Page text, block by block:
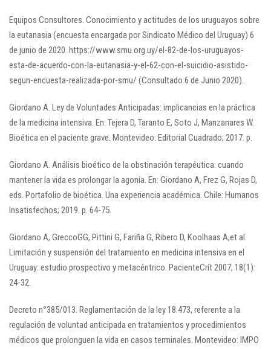
Equipos Consultores. Conocimiento y actitudes de los uruguayos sobre
la eutanasia (encuesta encargada por Sindicato Médico del Uruguay) 6
de junio de 2020. https://www.smu.org.uy/el-82-de-los-uruguayos-
esta-de-acuerdo-con-la-eutanasia-y-el-62-con-el-suicidio-asistido-
segun-encuesta-realizada-por-smu/ (Consultado 6 de Junio 2020).
Giordano A. Ley de Voluntades Anticipadas: implicancias en la práctica
de la medicina intensiva. En: Tejera D, Taranto E, Soto J, Manzanares W.
Bioética en el paciente grave. Montevideo: Editorial Cuadrado; 2017. p.
Giordano A. Análisis bioético de la obstinación terapéutica: cuando
mantener la vida es prolongar la agonía. En: Giordano A, Frez G, Rojas D,
eds. Portafolio de bioética. Una experiencia académica. Chile: Humanos
Insatisfechos; 2019. p. 64-75.
Giordano A, GreccoGG, Pittini G, Fariña G, Ribero D, Koolhaas A,et al.
Limitación y suspensión del tratamiento en medicina intensiva en el
Uruguay: estudio prospectivo y metacéntrico. PacienteCrít 2007; 18(1):
24-32.
Decreto n°385/013. Reglamentación de la ley 18.473, referente a la
regulación de voluntad anticipada en tratamientos y procedimientos
médicos que prolonguen la vida en casos terminales. Montevideo: IMPO